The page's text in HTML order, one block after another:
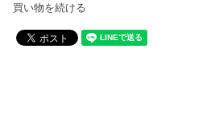
買い物を続ける